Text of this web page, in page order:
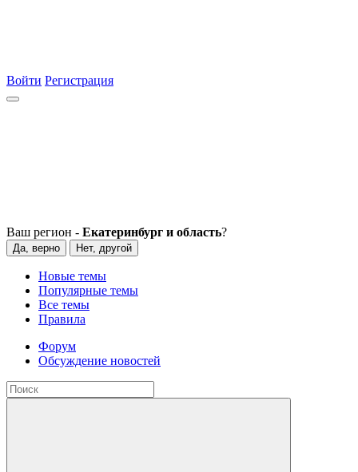
Войти Регистрация
Ваш регион - Екатеринбург и область?
Да, верно Нет, другой
Новые темы
Популярные темы
Все темы
Правила
Форум
Обсуждение новостей